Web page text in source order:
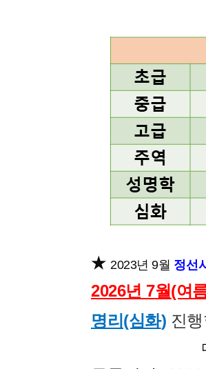
★ 2023년 9월 정선
2026년 7월(여
명리(심화) 진